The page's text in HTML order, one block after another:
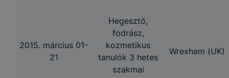
2015. március 01-
21
Hegesztő,
fodrász,
kozmetikus
tanulók 3 hetes
szakmai
Wrexham (UK)